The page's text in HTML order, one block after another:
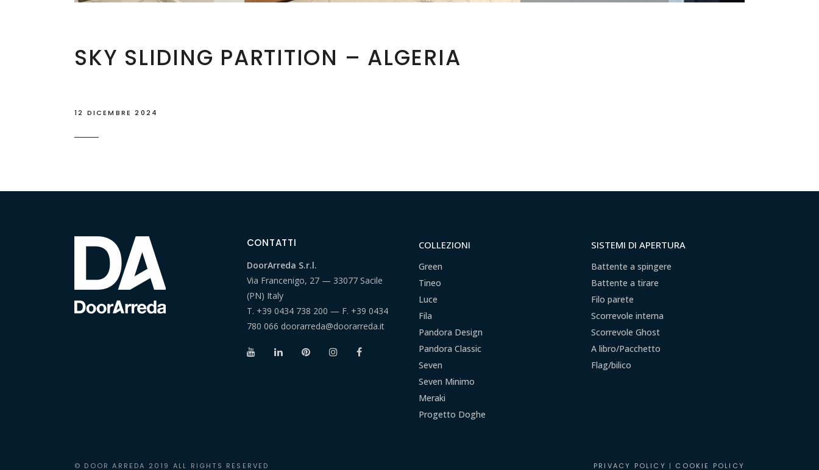
SKY SLIDING PARTITION – ALGERIA
12 DICEMBRE 2024
CONTATTI
DoorArreda S.r.l.
Via Francenigo, 27 — 33077 Sacile
(PN) Italy
T. +39 0434 738 200 — F. +39 0434
780 066 doorarreda@doorarreda.it
COLLEZIONI
Green
Tineo
Luce
Fila
Pandora Design
Pandora Classic
Seven
Seven Minimo
Meraki
Progetto Doghe
SISTEMI DI APERTURA
Battente a spingere
Battente a tirare
Filo parete
Scorrevole interna
Scorrevole Ghost
A libro/Pacchetto
Flag/bilico
© DOOR ARREDA 2019 ALL RIGHTS RESERVED PRIVACY POLICY | COOKIE POLICY